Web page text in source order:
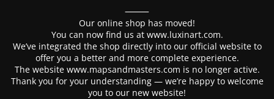
⸻
Our online shop has moved!
You can now find us at www.luxinart.com.
We’ve integrated the shop directly into our official website to
offer you a better and more complete experience.
The website www.mapsandmasters.com is no longer active.
Thank you for your understanding — we’re happy to welcome
you to our new website!